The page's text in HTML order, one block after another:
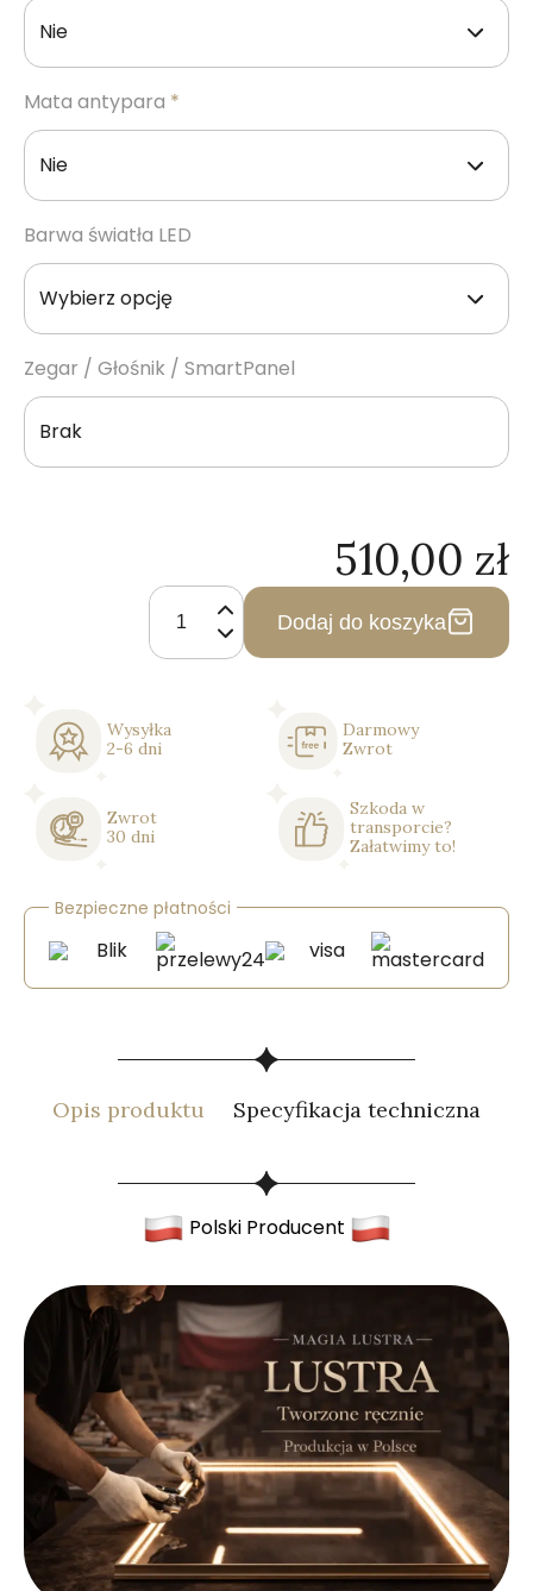
Mata antypara *
Barwa światła LED
Zegar / Głośnik / SmartPanel
Brak
ilość
Lustro
Nieregularne
Podświetlane
–
Model
01
Dodaj do koszyka
510,00 zł
Wysyłka
2-6 dni
Darmowy
Zwrot
Zwrot
30 dni
Szkoda w
transporcie?
Załatwimy to!
Bezpieczne płatności
Opis produktu Specyfikacja techniczna
Polski Producent